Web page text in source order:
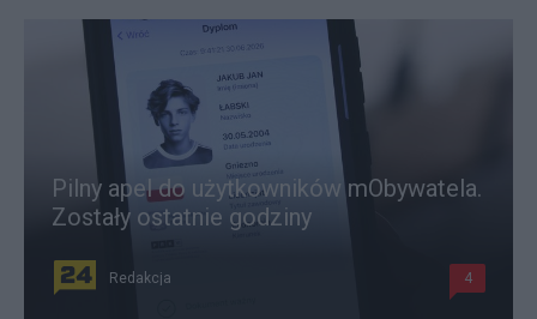
Pilny apel do użytkowników mObywatela.
Zostały ostatnie godziny
Redakcja 4